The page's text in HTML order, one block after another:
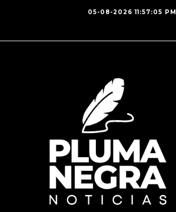
05-08-2026 11:57:05 PM